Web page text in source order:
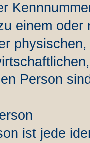
einem
Person
ist jede